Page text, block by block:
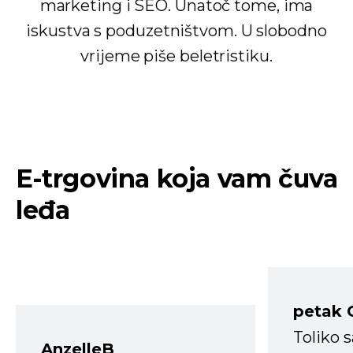
marketing i SEO. Unatoč tome, ima
iskustva s poduzetništvom. U slobodno
vrijeme piše beletristiku.
E-trgovina koja vam čuva
leđa
AnzelleB
petak
Toliko